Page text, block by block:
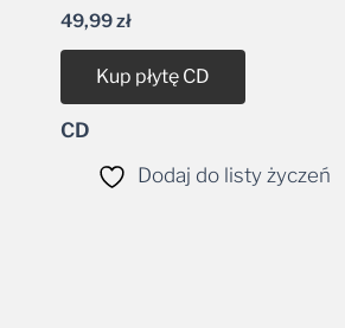
49,99zł
Kup płytę CD
CD
Dodaj do listy życzeń